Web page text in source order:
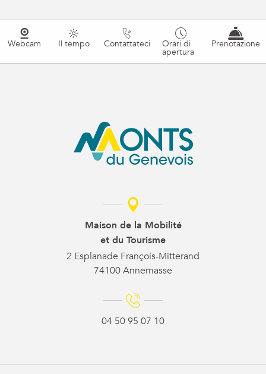
Webcam Il tempo Contattateci Orari di
apertura
Prenotazione
Maison de la Mobilité
et du Tourisme
2 Esplanade François-Mitterand
74100 Annemasse
04 50 95 07 10